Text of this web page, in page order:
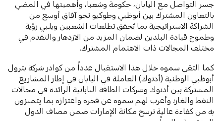
جسر التواصل مع اليابان، حكومة وشعباً، وأهميتها في المضي
بالتعاون المشترك بين أبوظبي وطوكيو نحو آفاق أوسع من
الشراكة الاستراتيجية بما يُحقق تطلعات الشعبين ويلبي رؤية
وطموح قيادة البلدين لضمان المزيد من الازدهار والتقدم في
مختلف المجالات ذات الاهتمام المشترك.
كما التقى سموه خلال هذا الاستقبال عدداً من كوادر شركة بترول
أبوظبي الوطنية (أدنوك) العاملة في اليابان في إطار المشاريع
المشتركة بين أدنوك وشركات الطاقة اليابانية الرائدة في مجالات
النفط والغاز؛ وأعرب لهم سموه عن فخره واعتزازه بما يتميزون
به من كفاءة عالية ترسخ مكانة الإمارات ضمن مصاف الدول